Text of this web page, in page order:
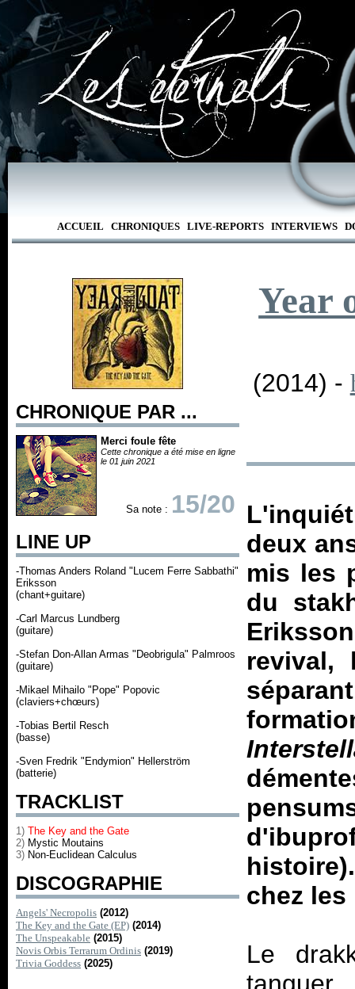
ACCUEIL CHRONIQUES LIVE-REPORTS INTERVIEWS
CHRONIQUE PAR ...
Merci foule fête
Cette chronique a été mise en ligne
le 01 juin 2021
Sa note : 15/20
LINE UP
-Thomas Anders Roland "Lucem Ferre Sabbathi"
Eriksson
(chant+guitare)
-Carl Marcus Lundberg
(guitare)
-Stefan Don-Allan Armas "Deobrigula" Palmroos
(guitare)
-Mikael Mihailo "Pope" Popovic
(claviers+chœurs)
-Tobias Bertil Resch
(basse)
-Sven Fredrik "Endymion" Hellerström
(batterie)
TRACKLIST
1) The Key and the Gate
2) Mystic Moutains
3) Non-Euclidean Calculus
DISCOGRAPHIE
Angels' Necropolis (2012)
The Key and the Gate (EP) (2014)
The Unspeakable (2015)
Novis Orbis Terrarum Ordinis (2019)
Trivia Goddess (2025)
Year
(2014) -
deux
mis les
du
revival,
chez
Le